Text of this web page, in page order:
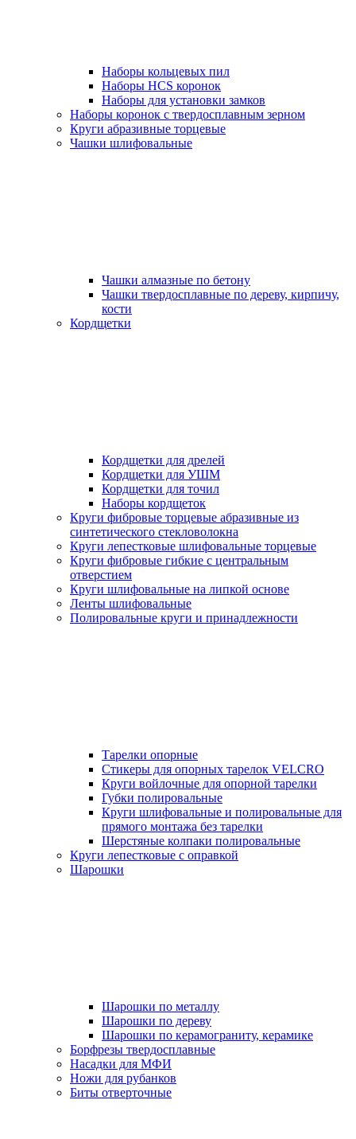
Наборы кольцевых пил
Наборы HCS коронок
Наборы для установки замков
Наборы коронок с твердосплавным зерном
Круги абразивные торцевые
Чашки шлифовальные
Чашки алмазные по бетону
Чашки твердосплавные по дереву, кирпичу,
кости
Кордщетки
Кордщетки для дрелей
Кордщетки для УШМ
Кордщетки для точил
Наборы кордщеток
Круги фибровые торцевые абразивные из
синтетического стекловолокна
Круги лепестковые шлифовальные торцевые
Круги фибровые гибкие с центральным
отверстием
Круги шлифовальные на липкой основе
Ленты шлифовальные
Полировальные круги и принадлежности
Тарелки опорные
Стикеры для опорных тарелок VELCRO
Круги войлочные для опорной тарелки
Губки полировальные
Круги шлифовальные и полировальные для
прямого монтажа без тарелки
Шерстяные колпаки полировальные
Круги лепестковые с оправкой
Шарошки
Шарошки по металлу
Шарошки по дереву
Шарошки по керамограниту, керамике
Борфрезы твердосплавные
Насадки для МФИ
Ножи для рубанков
Биты отверточные